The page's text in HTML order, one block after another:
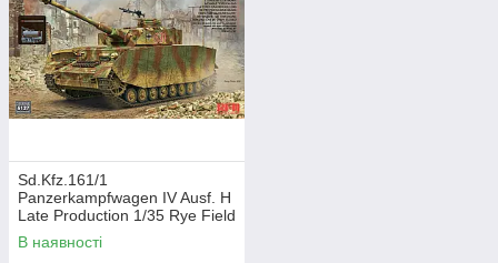
Sd.Kfz.161/1
Panzerkampfwagen IV Ausf. H
Late Production 1/35 Rye Field
Model 5127
В наявності